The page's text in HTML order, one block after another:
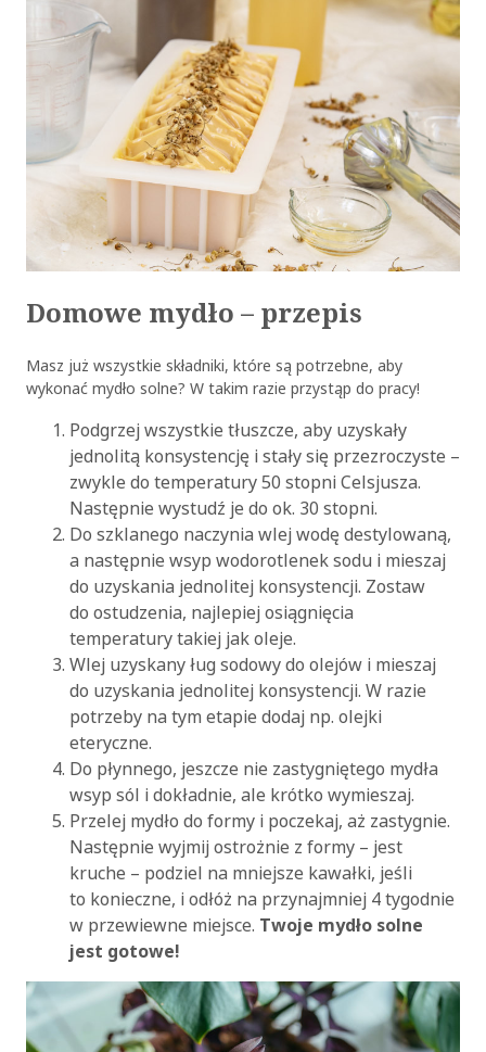
Domowe mydło – przepis
Masz już wszystkie składniki, które są potrzebne, aby
wykonać mydło solne? W takim razie przystąp do pracy!
Podgrzej wszystkie tłuszcze, aby uzyskały
jednolitą konsystencję i stały się przezroczyste –
zwykle do temperatury 50 stopni Celsjusza.
Następnie wystudź je do ok. 30 stopni.
Do szklanego naczynia wlej wodę destylowaną,
a następnie wsyp wodorotlenek sodu i mieszaj
do uzyskania jednolitej konsystencji. Zostaw
do ostudzenia, najlepiej osiągnięcia
temperatury takiej jak oleje.
Wlej uzyskany ług sodowy do olejów i mieszaj
do uzyskania jednolitej konsystencji. W razie
potrzeby na tym etapie dodaj np. olejki
eteryczne.
Do płynnego, jeszcze nie zastygniętego mydła
wsyp sól i dokładnie, ale krótko wymieszaj.
Przelej mydło do formy i poczekaj, aż zastygnie.
Następnie wyjmij ostrożnie z formy – jest
kruche – podziel na mniejsze kawałki, jeśli
to konieczne, i odłóż na przynajmniej 4 tygodnie
w przewiewne miejsce. Twoje mydło solne
jest gotowe!